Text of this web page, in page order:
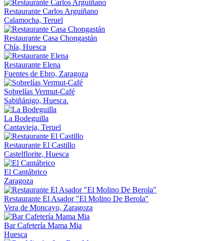
Restaurante Carlos Arguiñano
Calamocha, Teruel
Restaurante Casa Chongastán
Chía, Huesca
Restaurante Elena
Fuentes de Ebro, Zaragoza
Sobrelías Vermut-Café
Sabiñánigo, Huesca.
La Bodeguilla
Cantavieja, Teruel
Restaurante El Castillo
Castelflorite, Huesca
El Cantábrico
Zaragoza
Restaurante El Asador "El Molino De Berola"
Vera de Moncayo, Zaragoza
Bar Cafetería Mama Mia
Huesca